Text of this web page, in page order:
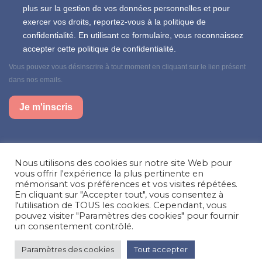
plus sur la gestion de vos données personnelles et pour
exercer vos droits, reportez-vous à la politique de
confidentialité. En utilisant ce formulaire, vous reconnaissez
accepter cette politique de confidentialité.
Vous pouvez vous désinscrire à tout moment en cliquant sur le lien présent
dans nos emails.
Je m'inscris
Facebook
Instagram
LinkedIn
Besoin d’aide, une question ?
Nous contacter
Nous utilisons des cookies sur notre site Web pour
vous offrir l'expérience la plus pertinente en
mémorisant vos préférences et vos visites répétées.
En cliquant sur "Accepter tout", vous consentez à
l'utilisation de TOUS les cookies. Cependant, vous
pouvez visiter "Paramètres des cookies" pour fournir
un consentement contrôlé.
Paramètres des cookies Tout accepter